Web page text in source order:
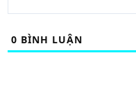
0 BÌNH LUẬN